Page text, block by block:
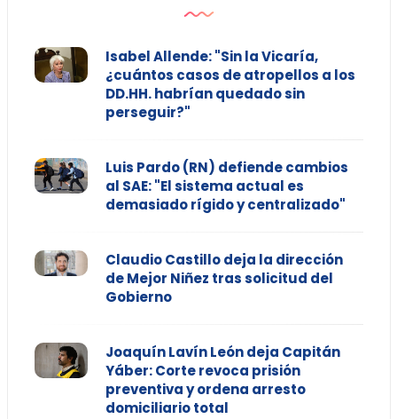
Isabel Allende: "Sin la Vicaría,
¿cuántos casos de atropellos a los
DD.HH. habrían quedado sin
perseguir?"
Luis Pardo (RN) defiende cambios
al SAE: "El sistema actual es
demasiado rígido y centralizado"
Claudio Castillo deja la dirección
de Mejor Niñez tras solicitud del
Gobierno
Joaquín Lavín León deja Capitán
Yáber: Corte revoca prisión
preventiva y ordena arresto
domiciliario total